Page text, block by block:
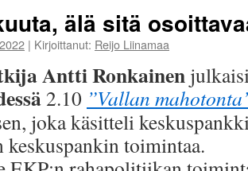
älä sitä
| Kirjoittanut: Reijo Liinamaa
Antti Ronkainen
2.10 ”Vallan
joka käsitteli
keskuspankin toimintaa.